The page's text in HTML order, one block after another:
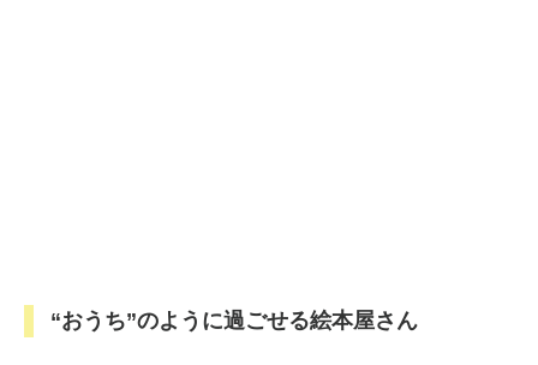
“おうち”のように過ごせる絵本屋さん